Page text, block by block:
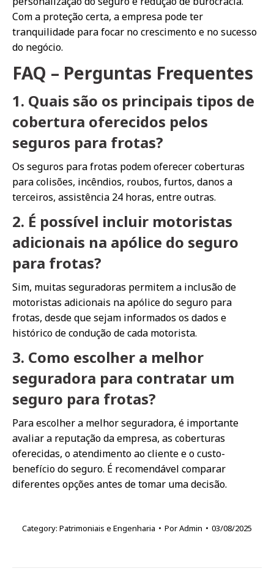
Com a proteção certa, a empresa pode ter
tranquilidade para focar no crescimento e no sucesso
do negócio.
FAQ – Perguntas Frequentes
1. Quais são os principais tipos de
cobertura oferecidos pelos
seguros para frotas?
Os seguros para frotas podem oferecer coberturas
para colisões, incêndios, roubos, furtos, danos a
terceiros, assistência 24 horas, entre outras.
2. É possível incluir motoristas
adicionais na apólice do seguro
para frotas?
Sim, muitas seguradoras permitem a inclusão de
motoristas adicionais na apólice do seguro para
frotas, desde que sejam informados os dados e
histórico de condução de cada motorista.
3. Como escolher a melhor
seguradora para contratar um
seguro para frotas?
Para escolher a melhor seguradora, é importante
avaliar a reputação da empresa, as coberturas
oferecidas, o atendimento ao cliente e o custo-
benefício do seguro. É recomendável comparar
diferentes opções antes de tomar uma decisão.
Category: Patrimoniais e Engenharia PorAdmin 03/08/2025